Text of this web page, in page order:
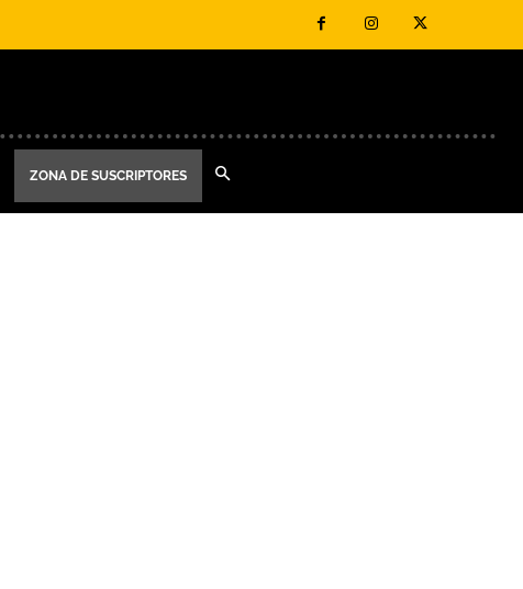
ZONA DE SUSCRIPTORES